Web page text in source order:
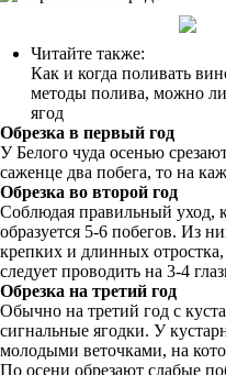
Читайте также:
Как и когда поливать
методы полива, можно ли
ягод
Обрезка в первый год
У Белого чуда осенью
саженце два побега, то на
Обрезка во второй год
Соблюдая правильный уход,
образуется 5-6 побегов. Из
крепких и длинных
следует проводить на 3-4
Обрезка на третий год
Обычно на третий год с
сигнальные ягодки. У
молодыми веточками, на
По осени обрезают слабые